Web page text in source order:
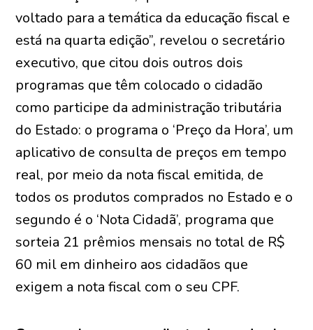
voltado para a temática da educação fiscal e
está na quarta edição”, revelou o secretário
executivo, que citou dois outros dois
programas que têm colocado o cidadão
como participe da administração tributária
do Estado: o programa o ‘Preço da Hora’, um
aplicativo de consulta de preços em tempo
real, por meio da nota fiscal emitida, de
todos os produtos comprados no Estado e o
segundo é o ‘Nota Cidadã’, programa que
sorteia 21 prêmios mensais no total de R$
60 mil em dinheiro aos cidadãos que
exigem a nota fiscal com o seu CPF.